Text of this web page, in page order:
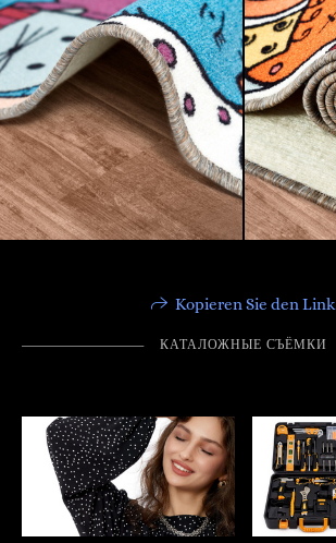
Kopieren Sie den Link
КАТАЛОЖНЫЕ СЪËМКИ